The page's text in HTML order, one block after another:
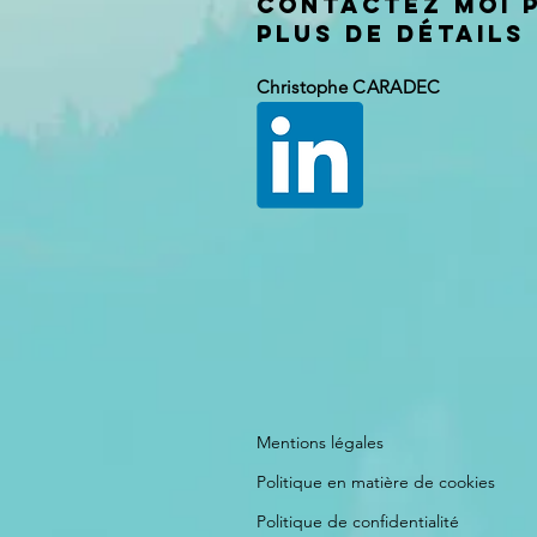
plus de détails
Christophe CARADEC
Mentions légales
Politique en matière de cookies
Politique de confidentialité